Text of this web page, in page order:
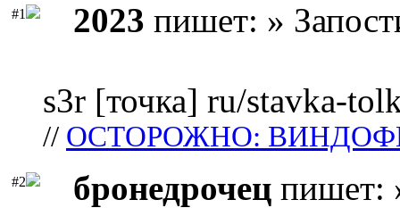
#1 2023 пишет: »
s3r [точка] ru/stavka-
// ОСТОРОЖНО:
#2 бронедрочец пишет: